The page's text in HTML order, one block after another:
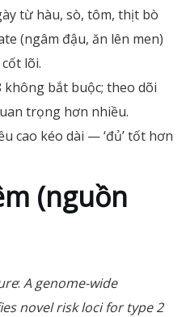
từ hàu, sò, tôm, thịt bò
(ngâm đậu, ăn lên men)
lõi.
không bắt buộc; theo dõi
trọng hơn nhiều.
cao kéo dài — ‘đủ’ tốt hơn
(nguồn
: A genome-wide
novel risk loci for type 2